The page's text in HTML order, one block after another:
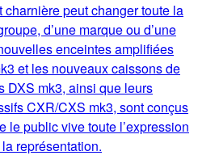
charnière peut changer toute la
d’une marque ou d’une
enceintes amplifiées
et les nouveaux caissons de
DXS mk3, ainsi que leurs
CXR/CXS mk3, sont conçus
le public vive toute l’expression
représentation.